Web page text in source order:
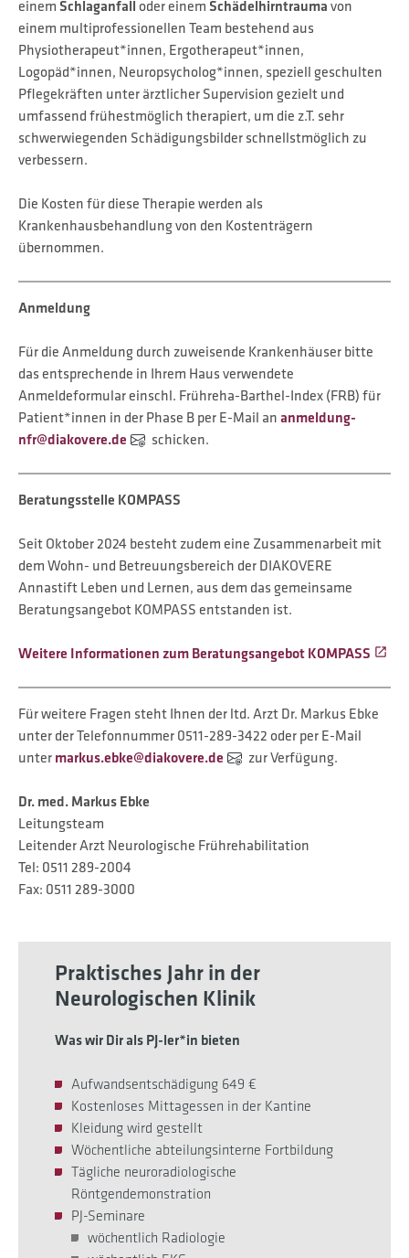
einem Schlaganfall oder einem Schädelhirntraumavon
einem multiprofessionellen Team bestehend aus
Physiotherapeut*innen, Ergotherapeut*innen,
Logopäd*innen, Neuropsycholog*innen, speziell geschulten
Pflegekräften unter ärztlicher Supervision gezielt und
umfassend frühestmöglich therapiert, um die z.T. sehr
schwerwiegenden Schädigungsbilder schnellstmöglich zu
verbessern.
Die Kosten für diese Therapie werden als
Krankenhausbehandlung von den Kostenträgern
übernommen.
Anmeldung
Für die Anmeldung durch zuweisende Krankenhäuser bitte
das entsprechende in Ihrem Haus verwendete
Anmeldeformular einschl. Frühreha-Barthel-Index (FRB) für
Patient*innen in der Phase B per E-Mail ananmeldung-
nfr@diakovere.de
schicken.
Beratungsstelle KOMPASS
Seit Oktober 2024 besteht zudem eine Zusammenarbeit mit
dem Wohn- und Betreuungsbereich der DIAKOVERE
Annastift Leben und Lernen, aus dem das gemeinsame
Beratungsangebot KOMPASS entstanden ist.
Weitere Informationen zum Beratungsangebot KOMPASS
Für weitere Fragen steht Ihnen der ltd. Arzt Dr. Markus Ebke
unter der Telefonnummer 0511-289-3422 oder per E-Mail
untermarkus.ebke@diakovere.de zur Verfügung.
Dr. med. Markus Ebke
Leitungsteam
Leitender Arzt Neurologische Frührehabilitation
Tel: 0511 289-2004
Fax: 0511 289-3000
Praktisches Jahr in der
Neurologischen Klinik
Was wir Dir als PJ-ler*in bieten
Aufwandsentschädigung 649 €
Kostenloses Mittagessen in der Kantine
Kleidung wird gestellt
Wöchentliche abteilungsinterne Fortbildung
Tägliche neuroradiologische
Röntgendemonstration
PJ-Seminare
wöchentlich Radiologie